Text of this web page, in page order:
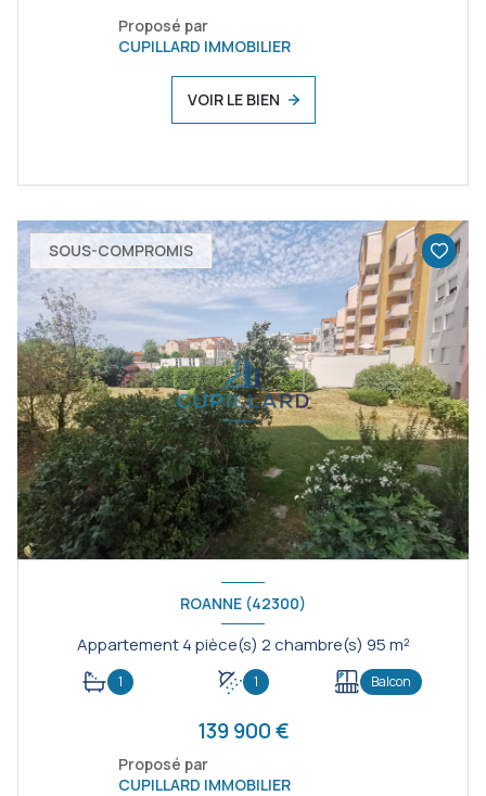
Proposé par
CUPILLARD IMMOBILIER
VOIR LE BIEN
SOUS-COMPROMIS
ROANNE (42300)
Appartement 4 pièce(s) 2 chambre(s) 95 m²
1 1 Balcon
139 900 €
Proposé par
CUPILLARD IMMOBILIER